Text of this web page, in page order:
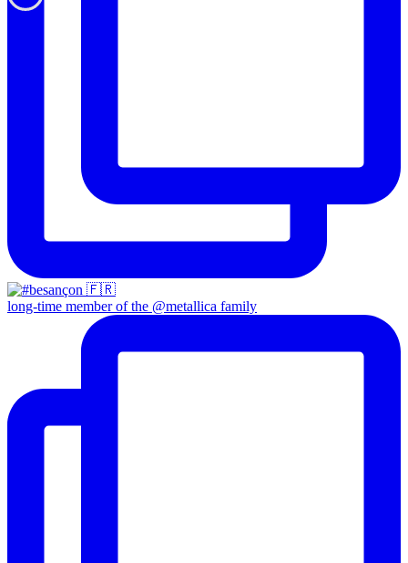
long-time member of the @metallica family